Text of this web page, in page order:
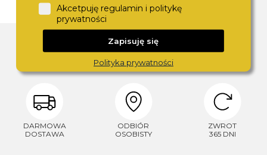
DLACZEGO SWISS?
DARMOWA
DOSTAWA
ODBIÓR
OSOBISTY
ZWROT
365 DNI
Akcetpuję regulamin i politykę
prywatności
Zapisuję się
Polityka prywatności